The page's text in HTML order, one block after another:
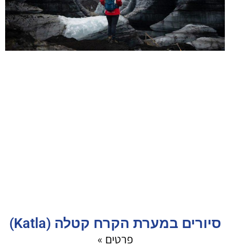
סיורים במערת הקרח קטלה (Katla)
פרטים »